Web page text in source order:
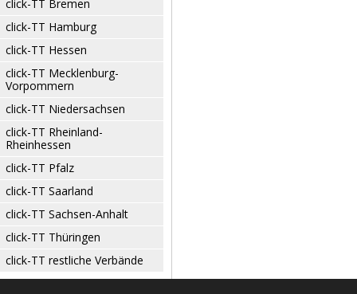
click-TT Bremen
click-TT Hamburg
click-TT Hessen
click-TT Mecklenburg-
Vorpommern
click-TT Niedersachsen
click-TT Rheinland-
Rheinhessen
click-TT Pfalz
click-TT Saarland
click-TT Sachsen-Anhalt
click-TT Thüringen
click-TT restliche Verbände